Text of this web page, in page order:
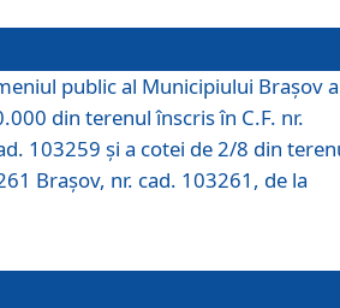
public al Municipiului Braşov a
din terenul înscris în C.F. nr.
103259 și a cotei de 2/8 din
Brașov, nr. cad. 103261, de la